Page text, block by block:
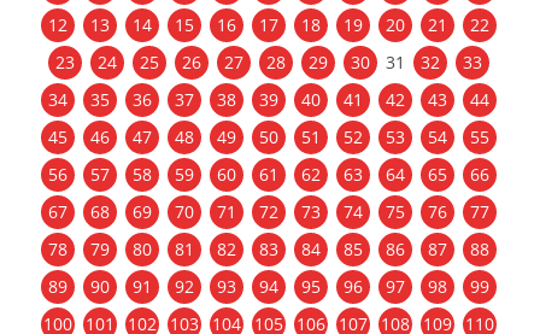
12
13 14 15 16 17 18 19 20 21
22
23
24 25 26 27 28 29 30 31 32
33
34
35 36 37 38 39 40 41 42 43
44
45
46 47 48 49 50 51 52 53 54
55
56
57 58 59 60 61 62 63 64 65
66
67
68 69 70 71 72 73 74 75 76
77
78
79 80 81 82 83 84 85 86 87
88
89
90 91 92 93 94 95 96 97 98
99
100 101 102 103 104 105 106 107 108 109 110